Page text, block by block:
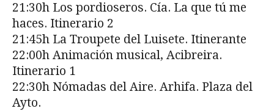
21:30h Los pordioseros. Cía. La que tú me
haces. Itinerario 2
21:45h La Troupete del Luisete. Itinerante
22:00h Animación musical, Acibreira.
Itinerario 1
22:30h Nómadas del Aire. Arhifa. Plaza del
Ayto.